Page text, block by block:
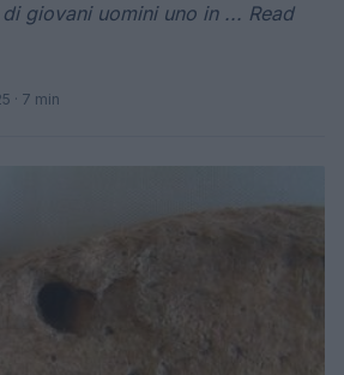
giovani uomini uno in ... Read
· 7 min